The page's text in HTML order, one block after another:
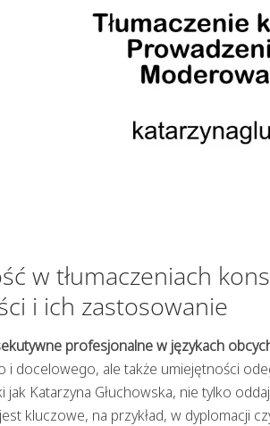
w tłumaczeniach
i ich zastosowanie
profesjonalne w językach
i docelowego, ale także umiejętności
jak Katarzyna Głuchowska, nie tylko
kluczowe, na przykład, w dyplomacji